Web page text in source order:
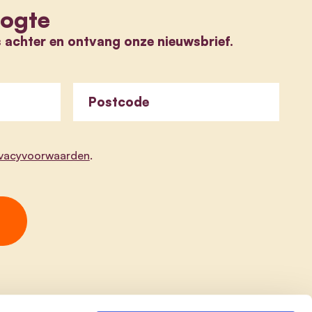
en ontvang onze nieuwsbrief.
Postcode
.